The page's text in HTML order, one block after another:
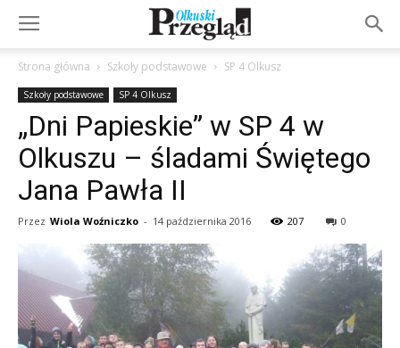
Strona główna Szkoły podstawowe SP 4 Olkusz
Szkoły podstawowe SP 4 Olkusz
„Dni Papieskie” w SP 4 w
Olkuszu – śladami Świętego
Jana Pawła II
Przez Wiola Woźniczko - 14 października 2016 207 0